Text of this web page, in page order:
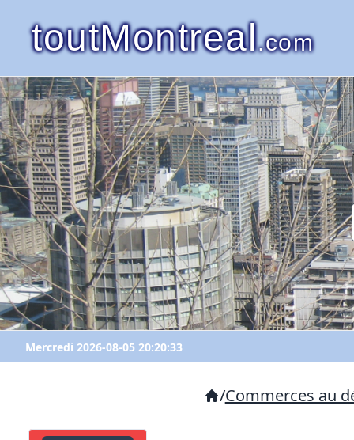
toutMontreal.com
Mercredi 2026-08-05 20:20:33
/Commerces au